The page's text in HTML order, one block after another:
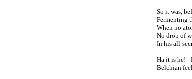
So it was,
Fermenting
When no
No drop of
In his all-
Ha it is he! -
Belchian